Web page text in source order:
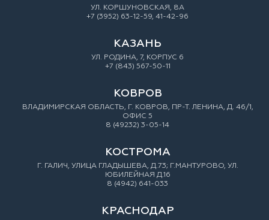
УЛ. КОРШУНОВСКАЯ, 8А
+7 (3952) 63-12-59, 41-42-96
КАЗАНЬ
УЛ. РОДИНА, 7, КОРПУС 6
+7 (843) 567-50-11
КОВРОВ
ВЛАДИМИРСКАЯ ОБЛАСТЬ, Г. КОВРОВ, ПР-Т. ЛЕНИНА, Д. 46/1,
ОФИС 5
8 (49232) 3-05-14
КОСТРОМА
Г. ГАЛИЧ, УЛИЦА ГЛАДЫШЕВА, Д.73; Г.МАНТУРОВО, УЛ.
ЮБИЛЕЙНАЯ Д.16
8 (4942) 641-033
КРАСНОДАР